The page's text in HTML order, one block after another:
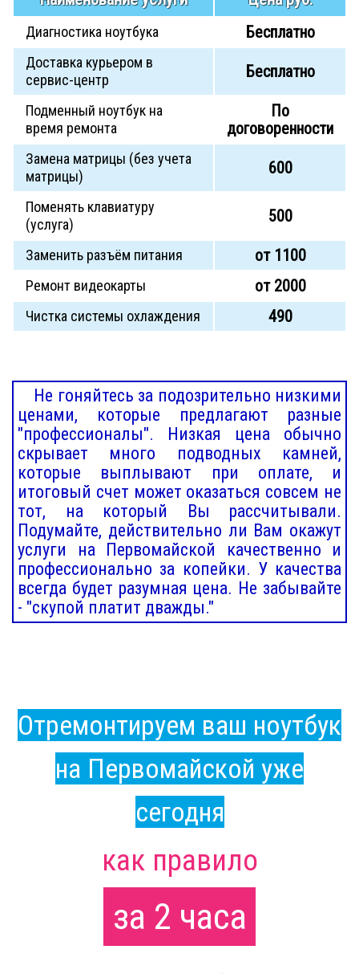
Диагностика ноутбука Бесплатно
Доставка курьером в
сервис-центр
Бесплатно
Подменный ноутбук на
время ремонта
По
договоренности
Замена матрицы (без учета
матрицы)
600
Поменять клавиатуру
(услуга)
500
Заменить разъём питания от 1100
Ремонт видеокарты от 2000
Чистка системы охлаждения 490
Не гоняйтесь за подозрительно низкими
ценами, которые предлагают разные
"профессионалы". Низкая цена обычно
скрывает много подводных камней,
которые выплывают при оплате, и
итоговый счет может оказаться совсем не
тот, на который Вы рассчитывали.
Подумайте, действительно ли Вам окажут
услуги на Первомайской качественно и
профессионально за копейки. У качества
всегда будет разумная цена. Не забывайте
- "скупой платит дважды."
Отремонтируем ваш ноутбук
на Первомайской уже
сегодня
как правило
за 2 часа